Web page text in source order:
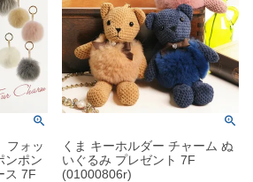
フォッ
ンポン
ス 7F
くま キーホルダー チャーム ぬ
いぐるみ プレゼント 7F
(01000806r)